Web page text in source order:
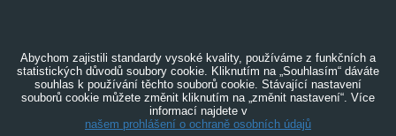
Abychom zajistili standardy vysoké kvality, používáme z funkčních a
statistických důvodů soubory cookie. Kliknutím na „Souhlasím“ dáváte
souhlas k používání těchto souborů cookie. Stávající nastavení
souborů cookie můžete změnit kliknutím na „změnit nastavení“. Více
informací najdete v
našem prohlášení o ochraně osobních údajů